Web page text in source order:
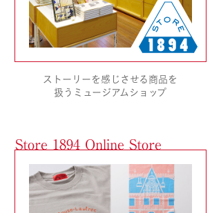
ストーリーを感じさせる商品を
扱うミュージアムショップ
Store 1894 Online Store